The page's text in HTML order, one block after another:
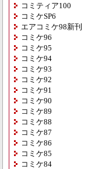
コミティア100
コミケSP6
エアコミケ98新刊
コミケ96
コミケ95
コミケ94
コミケ93
コミケ92
コミケ91
コミケ90
コミケ89
コミケ88
コミケ87
コミケ86
コミケ85
コミケ84